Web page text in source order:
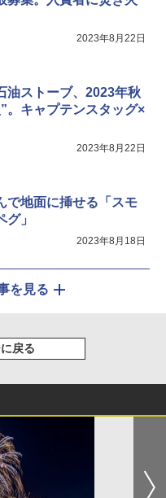
2023年8月22日
油ストーブ、2023年秋
。キャプテンスタッグ×
2023年8月22日
で地面に挿せる「スモ
」
2023年8月18日
を見る
戻る